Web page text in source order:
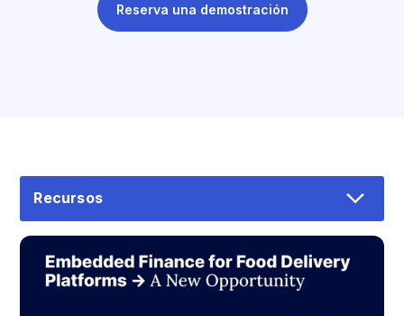
Reserva una demostración
Recursos